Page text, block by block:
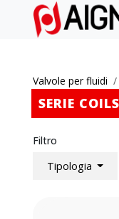
Valvole per fluidi
SERIE
Filtro
Tipologia